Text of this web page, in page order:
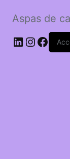
Aspas de
LinkedIn